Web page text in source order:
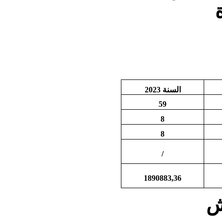
السنة2023
59
8
8
/
1890883,36